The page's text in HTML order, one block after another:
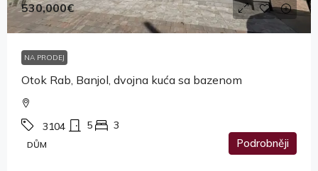
530,000€
NA PRODEJ
Otok Rab, Banjol, dvojna kuća sa bazenom
3104 5 3
DŮM Podrobněji